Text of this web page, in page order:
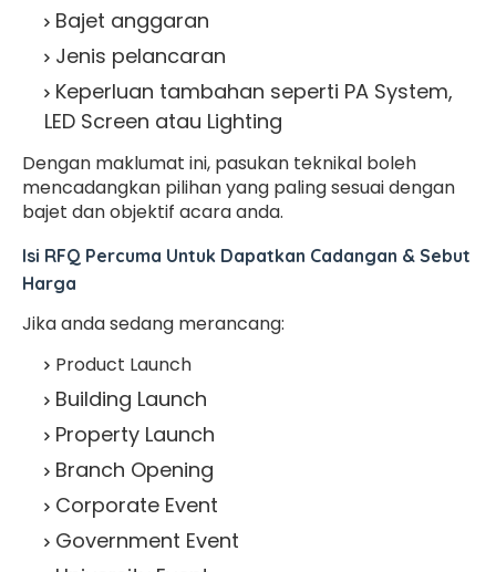
Bajet anggaran
Jenis pelancaran
Keperluan tambahan seperti PA System,
LED Screen atau Lighting
Dengan maklumat ini, pasukan teknikal boleh
mencadangkan pilihan yang paling sesuai dengan
bajet dan objektif acara anda.
Isi RFQ Percuma Untuk Dapatkan Cadangan & Sebut
Harga
Jika anda sedang merancang:
Product Launch
Building Launch
Property Launch
Branch Opening
Corporate Event
Government Event